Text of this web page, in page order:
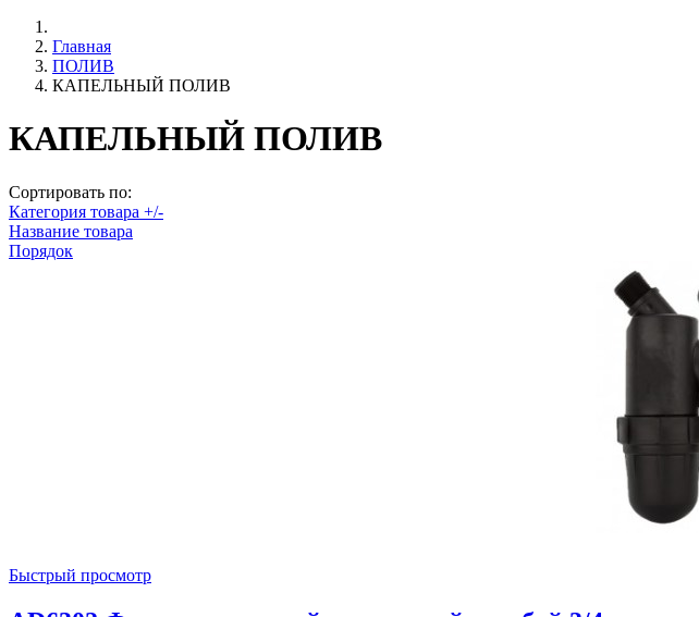
Главная
ПОЛИВ
КАПЕЛЬНЫЙ ПОЛИВ
КАПЕЛЬНЫЙ ПОЛИВ
Сортировать по:
Категория товара +/-
Название товара
Порядок
Быстрый просмотр